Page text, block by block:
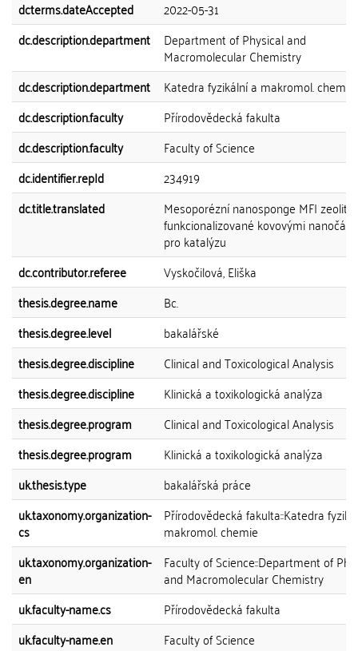
dcterms.dateAccepted
2022-05-31
dc.description.department
Department of Physical and
Macromolecular Chemistry
dc.description.department
Katedra fyzikální a makromol. chemie
dc.description.faculty
Přírodovědecká fakulta
dc.description.faculty
Faculty of Science
dc.identifier.repId
234919
dc.title.translated
Mesoporézní nanosponge MFI zeolity
funkcionalizované kovovými
pro katalýzu
dc.contributor.referee
Vyskočilová, Eliška
thesis.degree.name
Bc.
thesis.degree.level
bakalářské
thesis.degree.discipline
Clinical and Toxicological Analysis
thesis.degree.discipline
Klinická a toxikologická analýza
thesis.degree.program
Clinical and Toxicological Analysis
thesis.degree.program
Klinická a toxikologická analýza
uk.thesis.type
bakalářská práce
uk.taxonomy.organization-
cs
Přírodovědecká fakulta::Katedra
makromol. chemie
uk.taxonomy.organization-
en
Faculty of Science::Department of
and Macromolecular Chemistry
uk.faculty-name.cs
Přírodovědecká fakulta
uk.faculty-name.en
Faculty of Science